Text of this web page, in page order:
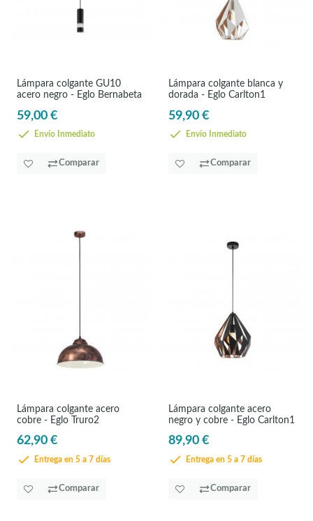
Lámpara colgante GU10
acero negro - Eglo Bernabeta
59,00 €
Envío Inmediato
Comparar
Lámpara colgante blanca y
dorada - Eglo Carlton1
59,90 €
Envío Inmediato
Comparar
Lámpara colgante acero
cobre - Eglo Truro2
62,90 €
Entrega en 5 a 7 días
Comparar
Lámpara colgante acero
negro y cobre - Eglo Carlton1
89,90 €
Entrega en 5 a 7 días
Comparar